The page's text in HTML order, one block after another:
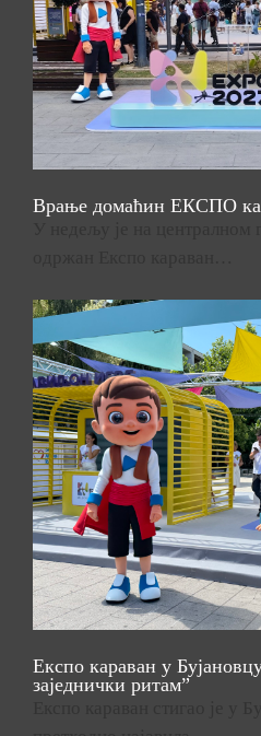
Врање домаћин ЕКСПО
Експо караван у
заједнички ритам”